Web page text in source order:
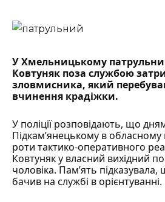
У Хмельницькому
Ковтуняк поза службою
зловмисника, який
вчинення крадіжки.
У поліціїрозповідають, що
Підкам’янецькому в обласному
роти тактико-оперативного
Ковтуняк у власний вихідний
чоловіка. Памʼять
бачив на службі в орієнтуванні.